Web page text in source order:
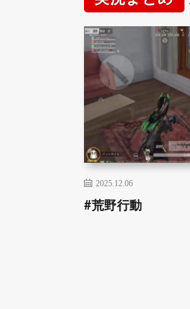
2025.12.06
#荒野行動